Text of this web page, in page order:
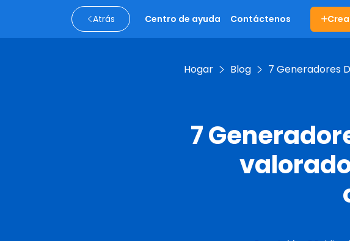
Atrás Centro de ayuda Contáctenos
Hogar Blog 7 Generadores
7